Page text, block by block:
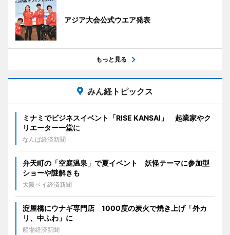
アジア大会公式ウエア発表
もっと見る
みん経トピックス
ミナミでビジネスイベント「RISE KANSAI」 起業家やク
リエーター一堂に
なんば経済新聞
弁天町の「空庭温泉」で夏イベント 妖怪テーマに参加型
ショーや謎解きも
大阪ベイ経済新聞
淀屋橋にウナギ専門店 1000度の炭火で焼き上げ「外カ
リ、中ふわ」に
船場経済新聞